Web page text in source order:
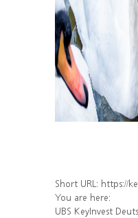
Short URL: https://keyinvest-
You are here:
UBS KeyInvest